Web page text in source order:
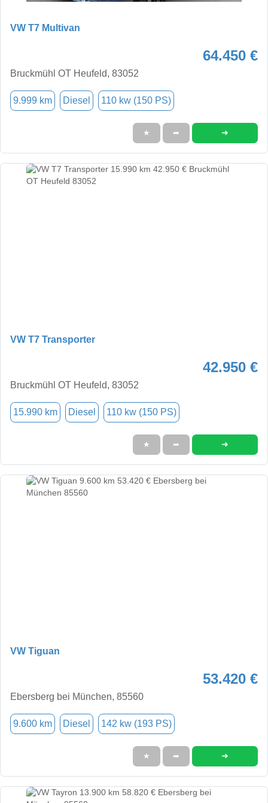
VW T7 Multivan
64.450 €
Bruckmühl OT Heufeld, 83052
9.999 km Diesel 110 kw (150 PS)
★ ➦ ➜
VW T7 Transporter
42.950 €
Bruckmühl OT Heufeld, 83052
15.990 km Diesel 110 kw (150 PS)
★ ➦ ➜
VW Tiguan
53.420 €
Ebersberg bei München, 85560
9.600 km Diesel 142 kw (193 PS)
★ ➦ ➜